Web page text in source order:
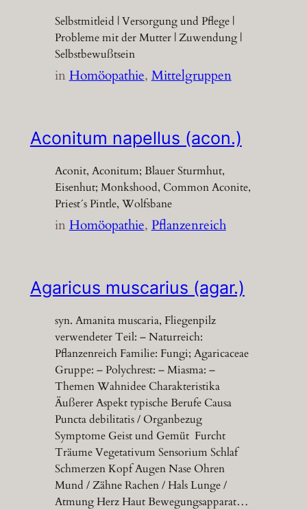
Selbstmitleid | Versorgung und Pflege |
Probleme mit der Mutter | Zuwendung |
Selbstbewußtsein
inHomöopathie, Mittelgruppen
Aconitum napellus (acon.)
Aconit, Aconitum; Blauer Sturmhut,
Eisenhut; Monkshood, Common Aconite,
Priest´s Pintle, Wolfsbane
inHomöopathie, Pflanzenreich
Agaricus muscarius (agar.)
syn. Amanita muscaria, Fliegenpilz
verwendeter Teil: – Naturreich:
Pflanzenreich Familie: Fungi; Agaricaceae
Gruppe: – Polychrest: – Miasma: –
Themen Wahnidee Charakteristika
Äußerer Aspekt typische Berufe Causa
Puncta debilitatis / Organbezug
Symptome Geist und Gemüt Furcht
Träume Vegetativum Sensorium Schlaf
Schmerzen Kopf Augen Nase Ohren
Mund / Zähne Rachen / Hals Lunge /
Atmung Herz Haut Bewegungsapparat…